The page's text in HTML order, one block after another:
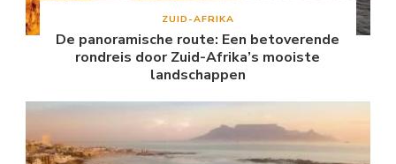
ZUID-AFRIKA
De panoramische route: Een betoverende
rondreis door Zuid-Afrika’s mooiste
landschappen